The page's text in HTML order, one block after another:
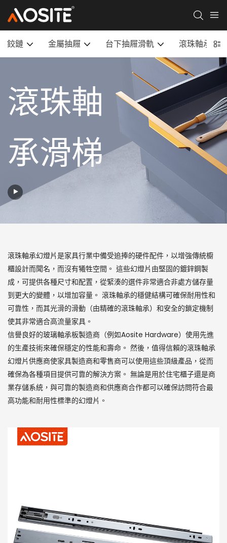
鉸鏈 金屬抽屜 台下抽屜滑軌 滾珠軸承滑軌
滾珠軸
承滑梯
滾珠軸承幻燈片是家具行業中備受追捧的硬件配件，以增強傳統櫥
櫃設計而聞名，而沒有犧牲空間。 這些幻燈片由堅固的鍍鋅鋼製
成，可提供各種尺寸和配置，從緊湊的選件非常適合非處方儲存量
到更大的變體，以增加容量。 滾珠軸承的穩健結構可確保耐用性和
可靠性，而其光滑的滑動（由精確的滾珠軸承）和安全的鎖定機制
使其非常適合高流量家具。
信譽良好的玻璃軸承板製造商（例如Aosite Hardware）使用先進
的生產技術來確保穩定的性能和壽命。 然後，值得信賴的滾珠軸承
幻燈片供應商使家具製造商和零售商可以使用這些頂級產品，從而
確保為各種項目提供可靠的解決方案。 無論是用於住宅櫃子還是商
業存儲系統，與可靠的製造商和供應商合作都可以確保訪問符合最
高功能和耐用性標準的幻燈片。